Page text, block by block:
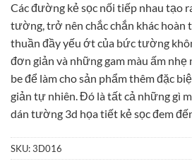
là:
99.000₫.
tại
là:
Các đường kẻ sọc nối tiếp nhau tạo
tường, trở nên chắc chắn khác hoàn
thuần đầy yếu ớt của bức tường
đơn giản và những gam màu ấm nhẹ
be để làm cho sản phẩm thêm đặc
giản tự nhiên. Đó là tất cả những gì
dán tường 3d họa tiết kẻ sọc đem
SKU:3D016